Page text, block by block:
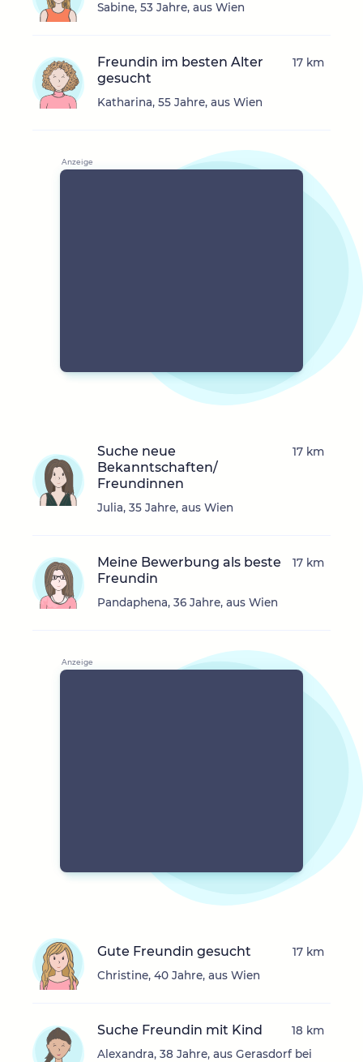
Sabine, 53 Jahre, aus Wien
Freundin im besten Alter
gesucht
Katharina, 55 Jahre, aus Wien
17 km
Suche neue
Bekanntschaften/
Freundinnen
Julia, 35 Jahre, aus Wien
17 km
Meine Bewerbung als beste
Freundin
Pandaphena, 36 Jahre, aus Wien
17 km
Gute Freundin gesucht
Christine, 40 Jahre, aus Wien
17 km
Suche Freundin mit Kind
Alexandra, 38 Jahre, aus Gerasdorf bei
18 km